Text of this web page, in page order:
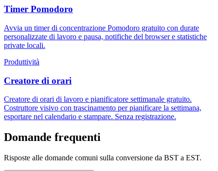
Timer Pomodoro
Avvia un timer di concentrazione Pomodoro gratuito con durate
personalizzate di lavoro e pausa, notifiche del browser e statistiche
private locali.
Produttività
Creatore di orari
Creatore di orari di lavoro e pianificatore settimanale gratuito.
Costruttore visivo con trascinamento per pianificare la settimana,
esportare nel calendario e stampare. Senza registrazione.
Domande frequenti
Risposte alle domande comuni sulla conversione da BST a EST.